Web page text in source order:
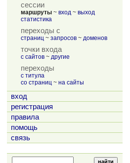
сессии
маршруты ~ вход ~ выход
статистика
переходы с
страниц ~ запросов ~ доменов
точки входа
с сайтов ~ другие
переходы
с титула
со страниц ~ на сайты
вход
регистрация
правила
помощь
связь